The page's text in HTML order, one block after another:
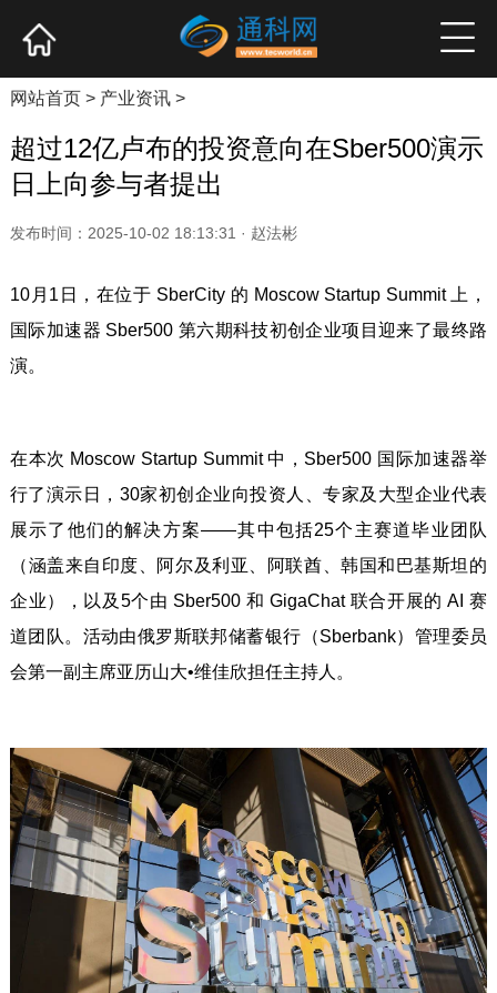
产业资讯 企业新品 高端访谈
网站首页> 产业资讯>
超过12亿卢布的投资意向在Sber500演示
日上向参与者提出
发布时间：2025-10-02 18:13:31 · 赵法彬
10月1日，在位于 SberCity 的 Moscow Startup Summit 上，
国际加速器 Sber500 第六期科技初创企业项目迎来了最终路
演。
在本次 Moscow Startup Summit 中，Sber500 国际加速器举
行了演示日，30家初创企业向投资人、专家及大型企业代表
展示了他们的解决方案——其中包括25个主赛道毕业团队
（涵盖来自印度、阿尔及利亚、阿联酋、韩国和巴基斯坦的
企业），以及5个由 Sber500 和 GigaChat 联合开展的 AI 赛
道团队。活动由俄罗斯联邦储蓄银行（Sberbank）管理委员
会第一副主席亚历山大•维佳欣担任主持人。